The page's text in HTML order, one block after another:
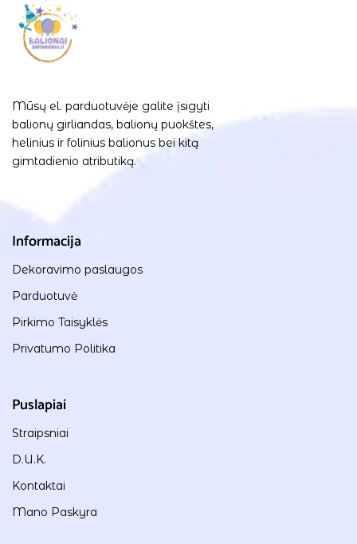
Mūsų el. parduotuvėje galite įsigyti
balionų girliandas, balionų puokštes,
helinius ir folinius balionus bei kitą
gimtadienio atributiką.
Informacija
Dekoravimo paslaugos
Parduotuvė
Pirkimo Taisyklės
Privatumo Politika
Puslapiai
Straipsniai
D.U.K.
Kontaktai
Mano Paskyra